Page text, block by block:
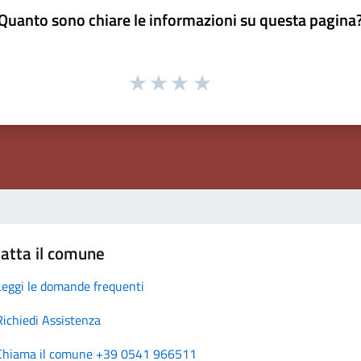
sono chiare le informazioni su questa
il comune
le domande frequenti
Assistenza
il comune +39 0541 966511